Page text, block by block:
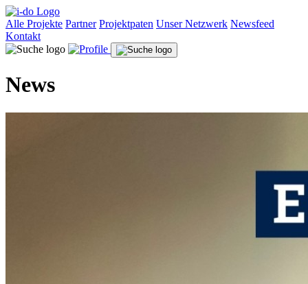
Alle Projekte Partner Projektpaten Unser Netzwerk Newsfeed
Kontakt
News